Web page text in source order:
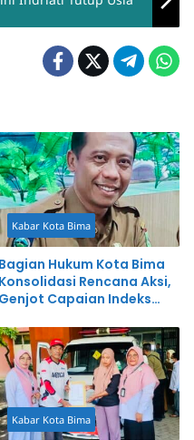
Kabar Kota Bima
Bagian Hukum Kota Bima
Konsolidasi Rencana Aksi,
Genjot Capaian Indeks
Kabar Kota Bima